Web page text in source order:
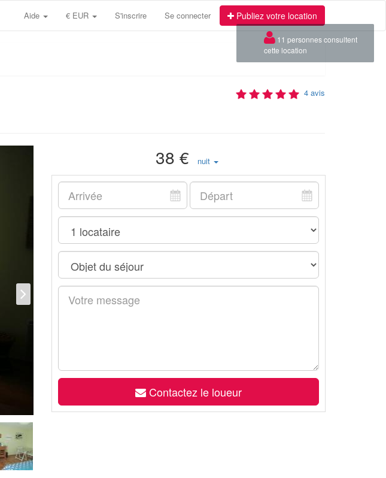
Aide € EUR S'inscrire Se connecter Publiez votre location
4 avis
38 € nuit
Contactez le loueur